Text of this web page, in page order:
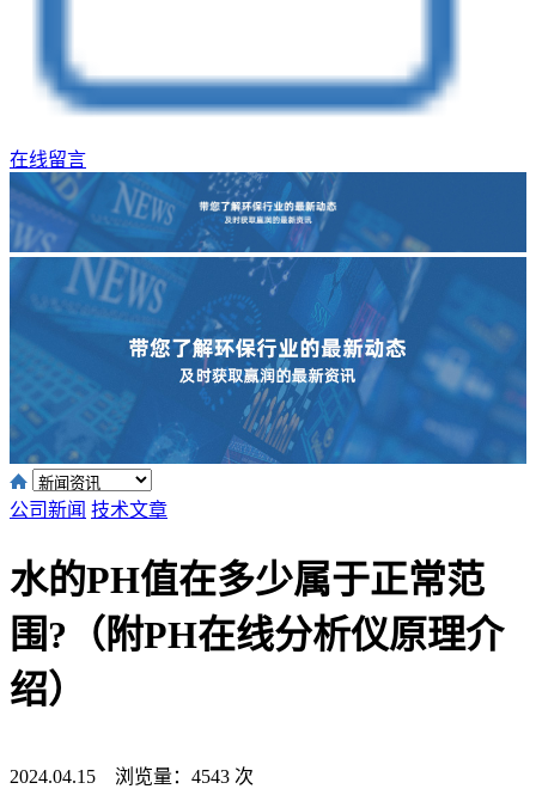
在线留言
公司新闻 技术文章
水的PH值在多少属于正常范
围?（附PH在线分析仪原理介
绍）
2024.04.15 浏览量：4543 次